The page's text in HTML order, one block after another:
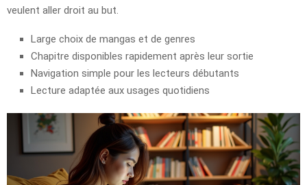
veulent aller droit au but.
Large choix de mangas et de genres
Chapitre disponibles rapidement après leur sortie
Navigation simple pour les lecteurs débutants
Lecture adaptée aux usages quotidiens